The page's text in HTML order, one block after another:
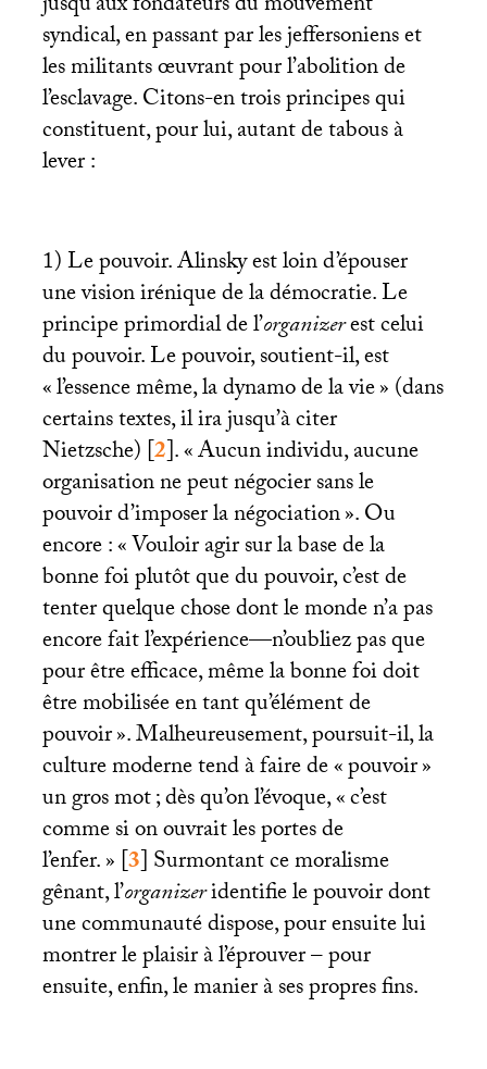
syndical, en passant par les jeffersoniens et
les militants œuvrant pour l’abolition de
l’esclavage. Citons-en trois principes qui
constituent, pour lui, autant de tabous à
lever :
1) Le pouvoir. Alinsky est loin d’épouser
une vision irénique de la démocratie. Le
principe primordial de l’organizerest celui
du pouvoir. Le pouvoir, soutient-il, est
«l’essence même, la dynamo de la vie» (dans
certains textes, il ira jusqu’à citer
Nietzsche)[2]. «Aucun individu, aucune
organisation ne peut négocier sans le
pouvoir d’imposer la négociation». Ou
encore : «Vouloir agir sur la base de la
bonne foi plutôt que du pouvoir, c’est de
tenter quelque chose dont le monde n’a pas
encore fait l’expérience—n’oubliez pas que
pour être efficace, même la bonne foi doit
être mobilisée en tant qu’élément de
pouvoir». Malheureusement, poursuit-il, la
culture moderne tend à faire de «pouvoir»
un gros mot; dès qu’on l’évoque, «c’est
comme si on ouvrait les portes de
l’enfer.»[3]Surmontant ce moralisme
gênant, l’organizeridentifie le pouvoir dont
une communauté dispose, pour ensuite lui
montrer le plaisir à l’éprouver – pour
ensuite, enfin, le manier à ses propres fins.